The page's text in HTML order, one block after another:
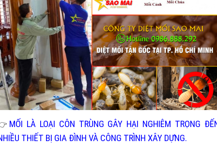
MỐI LÀ LOẠI CÔN TRÙNG GÂY HẠI NGHIÊM TRỌNG
THIẾT BỊ GIA ĐÌNH VÀ CÔNG TRÌNH XÂY DỰNG.